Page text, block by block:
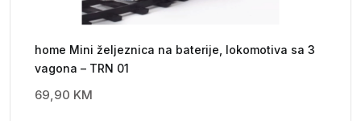
home Mini željeznica na baterije, lokomotiva sa 3
vagona – TRN 01
69,90 KM